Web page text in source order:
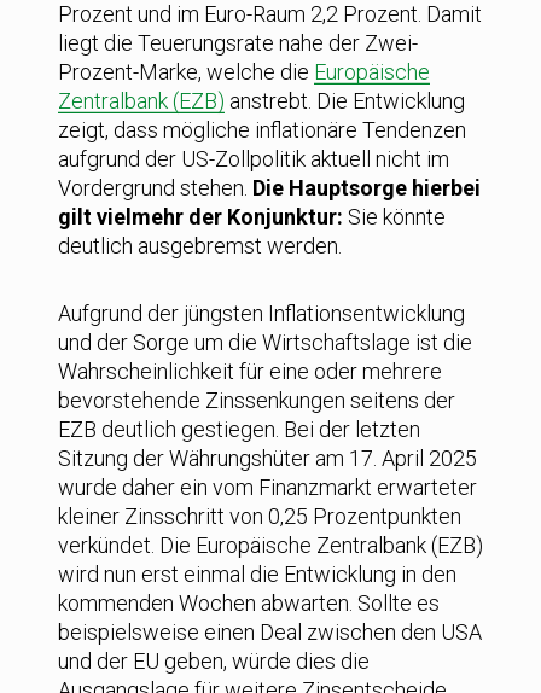
Prozent und im Euro-Raum 2,2 Prozent. Damit
liegt die Teuerungsrate nahe der Zwei-
Prozent-Marke, welche die Europäische
Zentralbank (EZB) anstrebt. Die Entwicklung
zeigt, dass mögliche inflationäre Tendenzen
aufgrund der US-Zollpolitik aktuell nicht im
Vordergrund stehen. Die Hauptsorge hierbei
gilt vielmehr der Konjunktur: Sie könnte
deutlich ausgebremst werden.
Aufgrund der jüngsten Inflationsentwicklung
und der Sorge um die Wirtschaftslage ist die
Wahrscheinlichkeit für eine oder mehrere
bevorstehende Zinssenkungen seitens der
EZB deutlich gestiegen. Bei der letzten
Sitzung der Währungshüter am 17. April 2025
wurde daher ein vom Finanzmarkt erwarteter
kleiner Zinsschritt von 0,25 Prozentpunkten
verkündet. Die Europäische Zentralbank (EZB)
wird nun erst einmal die Entwicklung in den
kommenden Wochen abwarten. Sollte es
beispielsweise einen Deal zwischen den USA
und der EU geben, würde dies die